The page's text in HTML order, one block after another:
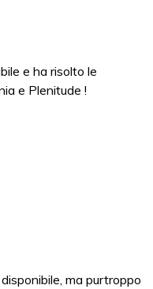
e ha risolto le
e Plenitude !
ma purtroppo